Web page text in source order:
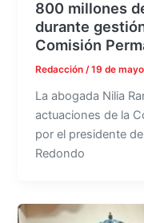
800 millones
durante
Comisión
Redacción/19 de
La abogada Nilia
actuaciones de la
por el presidente
Redondo